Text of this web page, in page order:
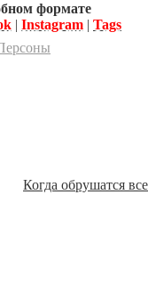
формате
| Instagram | Tags
Когда обрушатся